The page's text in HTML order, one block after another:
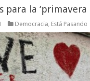
para la ‘primavera
Democracia, Está Pasando